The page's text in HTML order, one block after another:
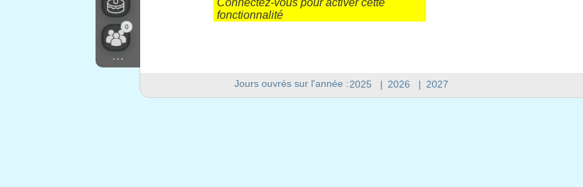
0
...
Jours ouvrés sur l'année :2025 | 2026 | 2027
Connectez-vous pour activer cette
fonctionnalité